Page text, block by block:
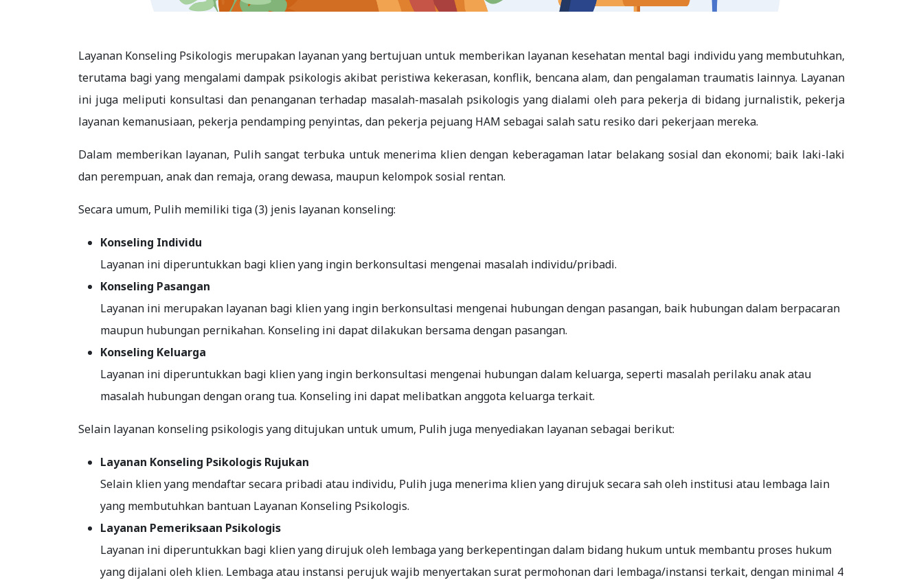
Layanan Konseling Psikologis merupakan layanan yang bertujuan untuk memberikan layanan kesehatan mental bagi individu yang membutuhkan,
terutama bagi yang mengalami dampak psikologis akibat peristiwa kekerasan, konflik, bencana alam, dan pengalaman traumatis lainnya. Layanan
ini juga meliputi konsultasi dan penanganan terhadap masalah-masalah psikologis yang dialami oleh para pekerja di bidang jurnalistik, pekerja
layanan kemanusiaan, pekerja pendamping penyintas, dan pekerja pejuang HAM sebagai salah satu resiko dari pekerjaan mereka.
Dalam memberikan layanan, Pulih sangat terbuka untuk menerima klien dengan keberagaman latar belakang sosial dan ekonomi; baik laki-laki
dan perempuan, anak dan remaja, orang dewasa, maupun kelompok sosial rentan.
Secara umum, Pulih memiliki tiga (3) jenis layanan konseling:
Konseling Individu
Layanan ini diperuntukkan bagi klien yang ingin berkonsultasi mengenai masalah individu/pribadi.
Konseling Pasangan
Layanan ini merupakan layanan bagi klien yang ingin berkonsultasi mengenai hubungan dengan pasangan, baik hubungan dalam berpacaran
maupun hubungan pernikahan. Konseling ini dapat dilakukan bersama dengan pasangan.
Konseling Keluarga
Layanan ini diperuntukkan bagi klien yang ingin berkonsultasi mengenai hubungan dalam keluarga, seperti masalah perilaku anak atau
masalah hubungan dengan orang tua. Konseling ini dapat melibatkan anggota keluarga terkait.
Selain layanan konseling psikologis yang ditujukan untuk umum, Pulih juga menyediakan layanan sebagai berikut:
Layanan Konseling Psikologis Rujukan
Selain klien yang mendaftar secara pribadi atau individu, Pulih juga menerima klien yang dirujuk secara sah oleh institusi atau lembaga lain
yang membutuhkan bantuan Layanan Konseling Psikologis.
Layanan Pemeriksaan Psikologis
Layanan ini diperuntukkan bagi klien yang dirujuk oleh lembaga yang berkepentingan dalam bidang hukum untuk membantu proses hukum
yang dijalani oleh klien. Lembaga atau instansi perujuk wajib menyertakan surat permohonan dari lembaga/instansi terkait, dengan minimal 4